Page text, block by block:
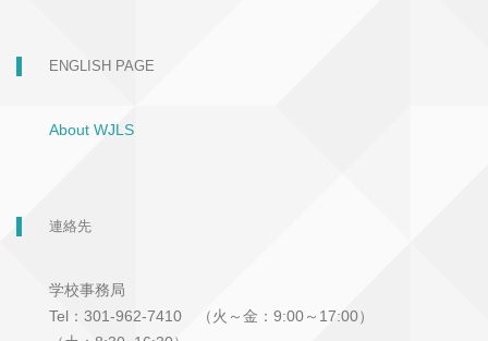
ENGLISH PAGE
About WJLS
連絡先
学校事務局
Tel：301-962-7410 （火～金：9:00～17:00）